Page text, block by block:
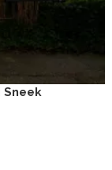
Sneek